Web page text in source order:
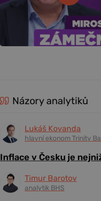
Názory analytiků
Lukáš Kovanda
hlavní ekonom Trinity
Inflace v Česku je
Timur Barotov
analytik BHS